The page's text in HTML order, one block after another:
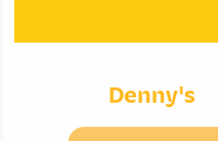
Denny's